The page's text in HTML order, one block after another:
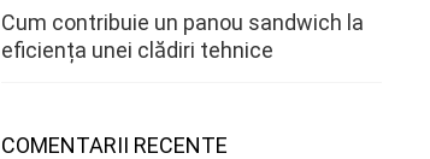
Cum contribuie un panou sandwich la
eficiența unei clădiri tehnice
COMENTARII RECENTE